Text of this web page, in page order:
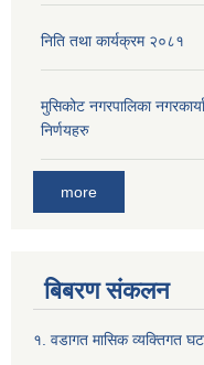
निति तथा कार्यक्रम २०८१
मुसिकोट नगरपालिका
निर्णयहरु
more
बिबरण संकलन
१. वडागत मासिक व्यक्तिगत